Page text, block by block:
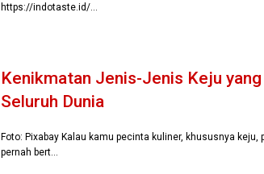
https://indotaste.id/…
Kenikmatan Jenis-Jenis Keju
Seluruh Dunia
Foto: Pixabay Kalau kamu pecinta kuliner, khususnya keju,
pernah bert…